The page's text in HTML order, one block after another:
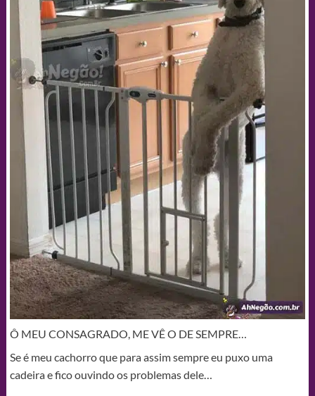
Ô MEU CONSAGRADO, ME VÊ O DE SEMPRE…
Se é meu cachorro que para assim sempre eu puxo uma
cadeira e fico ouvindo os problemas dele…